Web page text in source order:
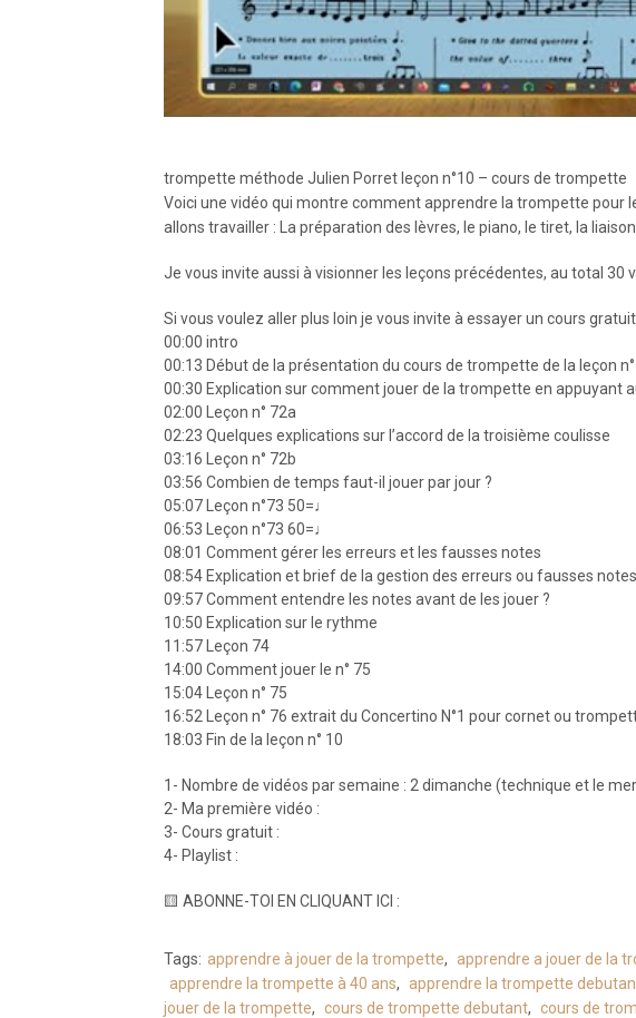
trompette méthode Julien Porret leçon n°10 – cours de trompette
Voici une vidéo qui montre comment apprendre la trompette pour
allons travailler : La préparation des lèvres, le piano, le tiret, la
Je vous invite aussi à visionner les leçons précédentes, au total 30
Si vous voulez aller plus loin je vous invite à essayer un cours
00:00 intro
00:13 Début de la présentation du cours de trompette de la leçon
00:30 Explication sur comment jouer de la trompette en appuyant
02:00 Leçon n° 72a
02:23 Quelques explications sur l’accord de la troisième coulisse
03:16 Leçon n° 72b
03:56 Combien de temps faut-il jouer par jour ?
05:07 Leçon n°73 50=♩
06:53 Leçon n°73 60=♩
08:01 Comment gérer les erreurs et les fausses notes
08:54 Explication et brief de la gestion des erreurs ou fausses notes
09:57 Comment entendre les notes avant de les jouer ?
10:50 Explication sur le rythme
11:57 Leçon 74
14:00 Comment jouer le n° 75
15:04 Leçon n° 75
16:52 Leçon n° 76 extrait du Concertino N°1 pour cornet ou
18:03 Fin de la leçon n° 10
1- Nombre de vidéos par semaine : 2 dimanche (technique et le
2- Ma première vidéo :
3- Cours gratuit :
4- Playlist :
🟨 ABONNE-TOI EN CLIQUANT ICI :
Tags: apprendre à jouer de la trompette, apprendre a jouer de la
apprendre la trompette à 40 ans, apprendre la trompette
jouer de la trompette, cours de trompette debutant, cours de